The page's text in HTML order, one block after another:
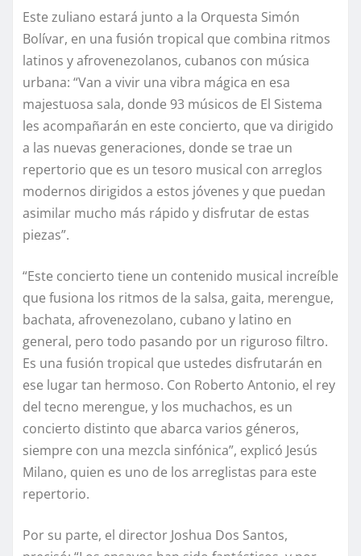
Este zuliano estará junto a la Orquesta Simón
Bolívar, en una fusión tropical que combina ritmos
latinos y afrovenezolanos, cubanos con música
urbana: “Van a vivir una vibra mágica en esa
majestuosa sala, donde 93 músicos de El Sistema
les acompañarán en este concierto, que va dirigido
a las nuevas generaciones, donde se trae un
repertorio que es un tesoro musical con arreglos
modernos dirigidos a estos jóvenes y que puedan
asimilar mucho más rápido y disfrutar de estas
piezas”.
“Este concierto tiene un contenido musical increíble
que fusiona los ritmos de la salsa, gaita, merengue,
bachata, afrovenezolano, cubano y latino en
general, pero todo pasando por un riguroso filtro.
Es una fusión tropical que ustedes disfrutarán en
ese lugar tan hermoso. Con Roberto Antonio, el rey
del tecno merengue, y los muchachos, es un
concierto distinto que abarca varios géneros,
siempre con una mezcla sinfónica”, explicó Jesús
Milano, quien es uno de los arreglistas para este
repertorio.
Por su parte, el director Joshua Dos Santos,